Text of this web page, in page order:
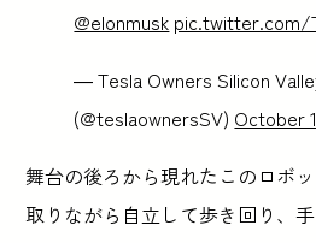
@elonmusk pic.twitter.com/
— Tesla Owners Silicon
(@teslaownersSV) October
舞台の後ろから現れたこのロボ
取りながら自立して歩き回り、